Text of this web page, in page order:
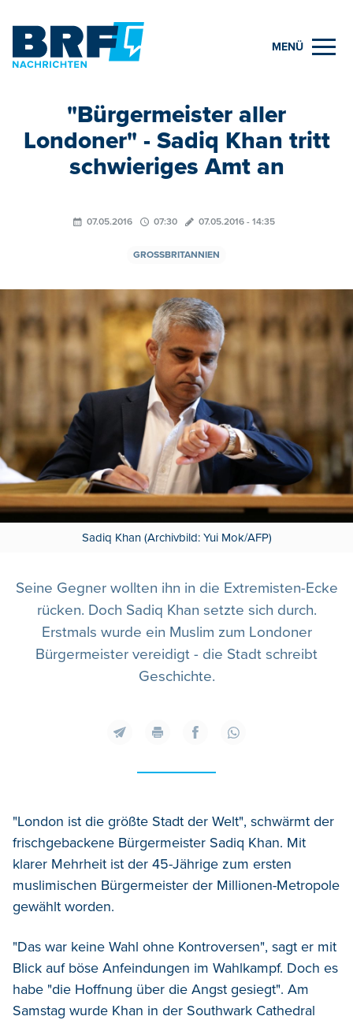
MENÜ
"Bürgermeister aller
Londoner" - Sadiq Khan tritt
schwieriges Amt an
07.05.2016 07:30 07.05.2016 - 14:35
GROSSBRITANNIEN
Sadiq Khan (Archivbild: Yui Mok/AFP)
Seine Gegner wollten ihn in die Extremisten-Ecke
rücken. Doch Sadiq Khan setzte sich durch.
Erstmals wurde ein Muslim zum Londoner
Bürgermeister vereidigt - die Stadt schreibt
Geschichte.
"London ist die größte Stadt der Welt", schwärmt der
frischgebackene Bürgermeister Sadiq Khan. Mit
klarer Mehrheit ist der 45-Jährige zum ersten
muslimischen Bürgermeister der Millionen-Metropole
gewählt worden.
"Das war keine Wahl ohne Kontroversen", sagt er mit
Blick auf böse Anfeindungen im Wahlkampf. Doch es
habe "die Hoffnung über die Angst gesiegt". Am
Samstag wurde Khan in der Southwark Cathedral